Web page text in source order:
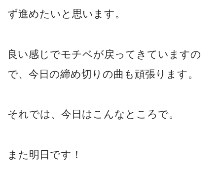
ず進めたいと思います。
良い感じでモチベが戻ってきていますの
で、今日の締め切りの曲も頑張ります。
それでは、今日はこんなところで。
また明日です！